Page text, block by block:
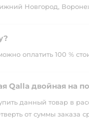
Новгород,
оплатить 100 %
двойная на
данный товар в
от суммы заказа